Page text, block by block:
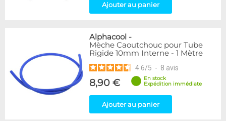
Ajouter au panier
Alphacool -
Mèche Caoutchouc pour Tube
Rigide 10mm Interne - 1 Mètre
4.6/5 - 8 avis
8,90 €
En stock
Expédition immédiate
Ajouter au panier